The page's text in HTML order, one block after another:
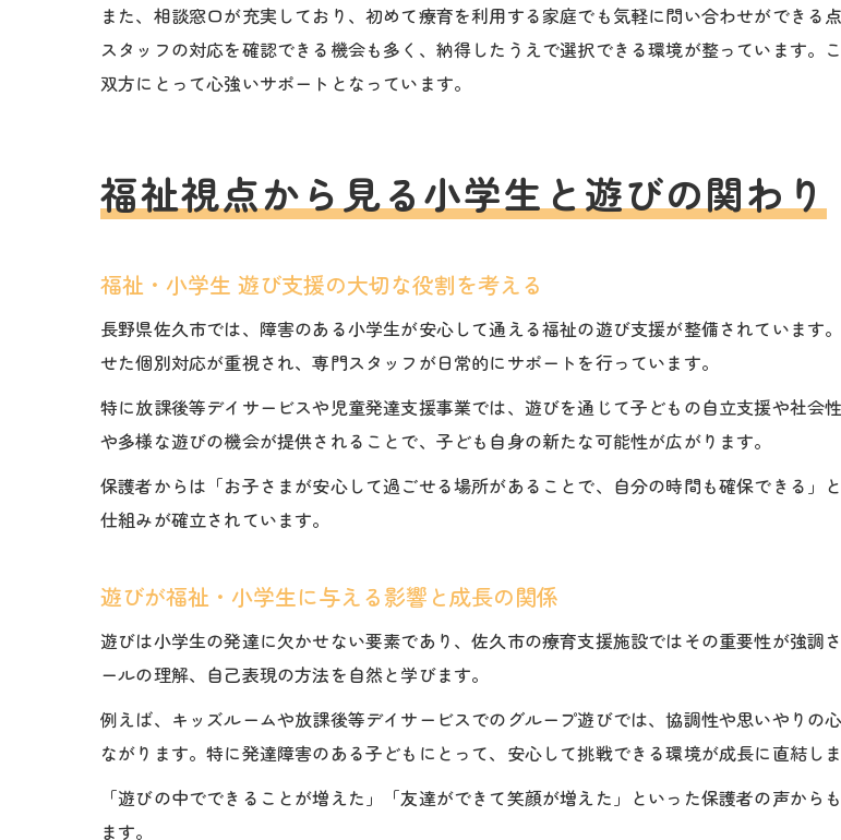
また、相談窓口が充実しており、初めて療育を利用する家庭でも気軽に問い合わせができ
スタッフの対応を確認できる機会も多く、納得したうえで選択できる環境が整っています
双方にとって心強いサポートとなっています。
福祉視点から見る小学生と遊びの関わり
福祉・小学生 遊び支援の大切な役割を考える
長野県佐久市では、障害のある小学生が安心して通える福祉の遊び支援が整備されていま
せた個別対応が重視され、専門スタッフが日常的にサポートを行っています。
特に放課後等デイサービスや児童発達支援事業では、遊びを通じて子どもの自立支援や社
や多様な遊びの機会が提供されることで、子ども自身の新たな可能性が広がります。
保護者からは「お子さまが安心して過ごせる場所があることで、自分の時間も確保できる」
仕組みが確立されています。
遊びが福祉・小学生に与える影響と成長の関係
遊びは小学生の発達に欠かせない要素であり、佐久市の療育支援施設ではその重要性が強
ールの理解、自己表現の方法を自然と学びます。
例えば、キッズルームや放課後等デイサービスでのグループ遊びでは、協調性や思いやりの
ながります。特に発達障害のある子どもにとって、安心して挑戦できる環境が成長に直結しま
「遊びの中でできることが増えた」「友達ができて笑顔が増えた」といった保護者の声か
ます。